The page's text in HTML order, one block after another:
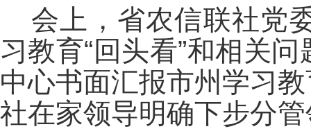
会上，省农信联社党
习教育“回头看”和相关
中心书面汇报市州学习
社在家领导明确下步分